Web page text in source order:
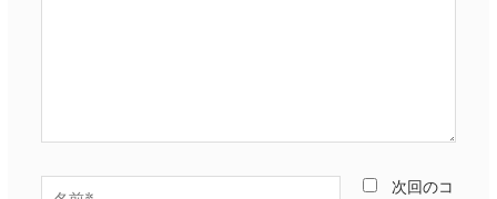
次回のコ